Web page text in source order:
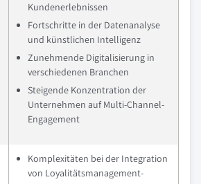
Kundenerlebnissen
Fortschritte in der Datenanalyse
und künstlichen Intelligenz
Zunehmende Digitalisierung in
verschiedenen Branchen
Steigende Konzentration der
Unternehmen auf Multi-Channel-
Engagement
Komplexitäten bei der Integration
von Loyalitätsmanagement-